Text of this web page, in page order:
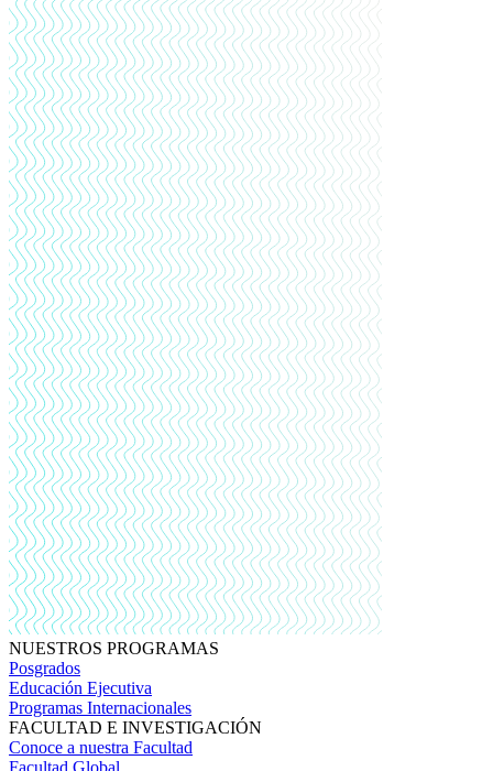
NUESTROS PROGRAMAS
Posgrados
Educación Ejecutiva
Programas Internacionales
FACULTAD E INVESTIGACIÓN
Conoce a nuestra Facultad